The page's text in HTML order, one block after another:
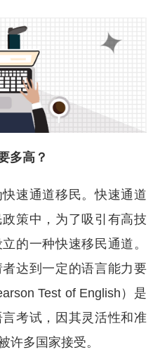
多高？
速通道移民。快速通道
策中，为了吸引有高技
的一种快速移民通道。
达到一定的语言能力要
Test of English）是
考试，因其灵活性和准
许多国家接受。